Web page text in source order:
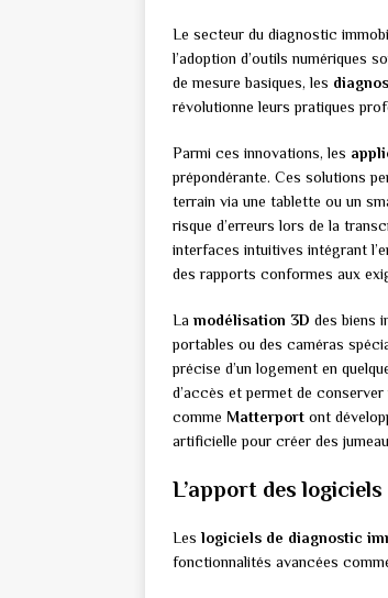
Le secteur du diagnostic
l’adoption d’outils numériques
de mesure basiques, les
révolutionne leurs pratiques
Parmi ces innovations, les
prépondérante. Ces solutions
terrain via une tablette ou un
risque d’erreurs lors de la
interfaces intuitives intégrant
des rapports conformes aux
La modélisation 3D des biens
portables ou des caméras
précise d’un logement en
d’accès et permet de
comme Matterport ont
artificielle pour créer des
L’apport des
Les logiciels de diagnostic
fonctionnalités avancées